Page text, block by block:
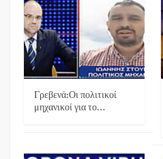
Γρεβενά:Οι πολιτικοί
μηχανικοί για το…